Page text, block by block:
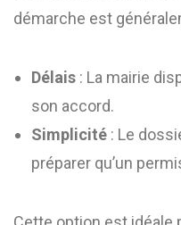
démarche est
Délais : La mairie
son accord.
Simplicité : Le
préparer qu’un